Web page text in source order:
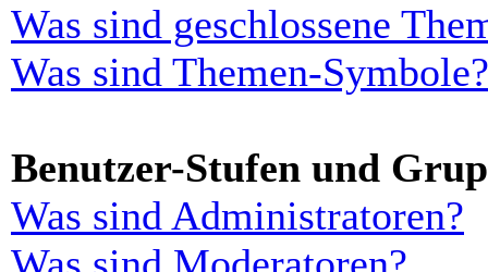
Was sind geschlossene
Was sind Themen-Symbole?
Benutzer-Stufen und
Was sind Administratoren?